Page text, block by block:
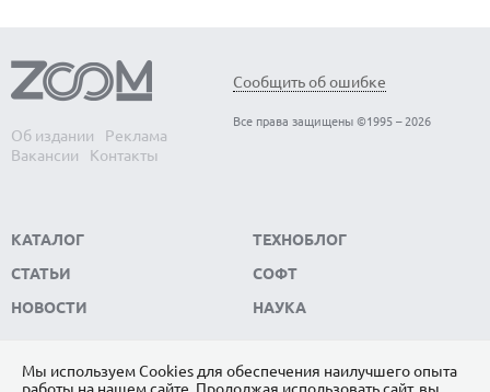
Об издании
Реклама
Вакансии
Контакты
Сообщить об ошибке
Все права защищены ©1995 – 2026
КАТАЛОГ
СТАТЬИ
НОВОСТИ
ТЕХНОБЛОГ
СОФТ
НАУКА
Мы используем Сookies для обеспечения наилучшего опыта